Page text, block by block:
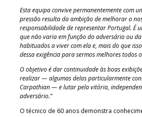
Esta equipa convive permanentemente com
pressão resulta da ambição de melhorar o
responsabilidade de representar Portugal. É
que não varia em função do adversário ou
habituados a viver com ela e, mais do que
dessa exigência para sermos melhores todos
O objetivo é dar continuidade às boas
realizar — algumas delas particularmente
Carpathian — e lutar pela vitória,
adversário.”
O técnico de 60 anos demonstra